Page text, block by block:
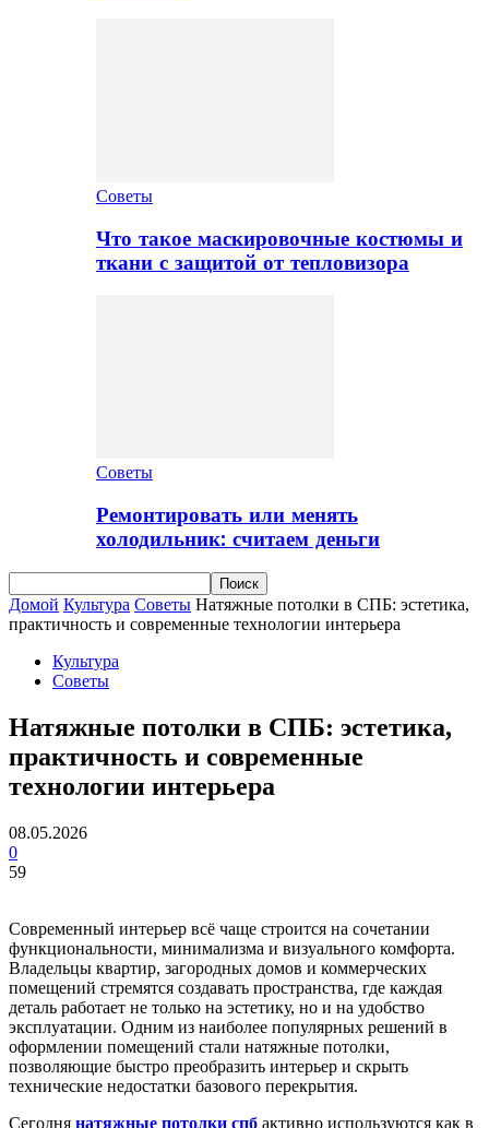
Советы
Что такое маскировочные костюмы и
ткани с защитой от тепловизора
Советы
Ремонтировать или менять
холодильник: считаем деньги
Домой Культура Советы Натяжные потолки в СПБ: эстетика,
практичность и современные технологии интерьера
Культура
Советы
Натяжные потолки в СПБ: эстетика,
практичность и современные
технологии интерьера
08.05.2026
0
59
Современный интерьер всё чаще строится на сочетании
функциональности, минимализма и визуального комфорта.
Владельцы квартир, загородных домов и коммерческих
помещений стремятся создавать пространства, где каждая
деталь работает не только на эстетику, но и на удобство
эксплуатации. Одним из наиболее популярных решений в
оформлении помещений стали натяжные потолки,
позволяющие быстро преобразить интерьер и скрыть
технические недостатки базового перекрытия.
Сегодня натяжные потолки спб активно используются как в